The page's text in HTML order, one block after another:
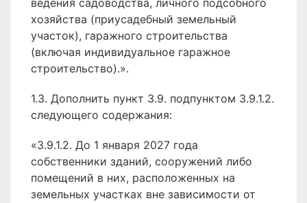
ведения садоводства, личного подсобного
хозяйства (приусадебный земельный
участок), гаражного строительства
(включая индивидуальное гаражное
строительство).».
1.3. Дополнить пункт 3.9. подпунктом 3.9.1.2.
следующего содержания:
«3.9.1.2. До 1 января 2027 года
собственники зданий, сооружений либо
помещений в них, расположенных на
земельных участках вне зависимости от